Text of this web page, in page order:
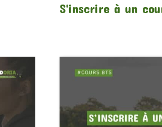
S'inscrire à un